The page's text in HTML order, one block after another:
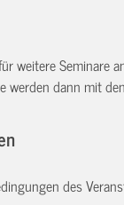
weitere Seminare
werden dann mit
des